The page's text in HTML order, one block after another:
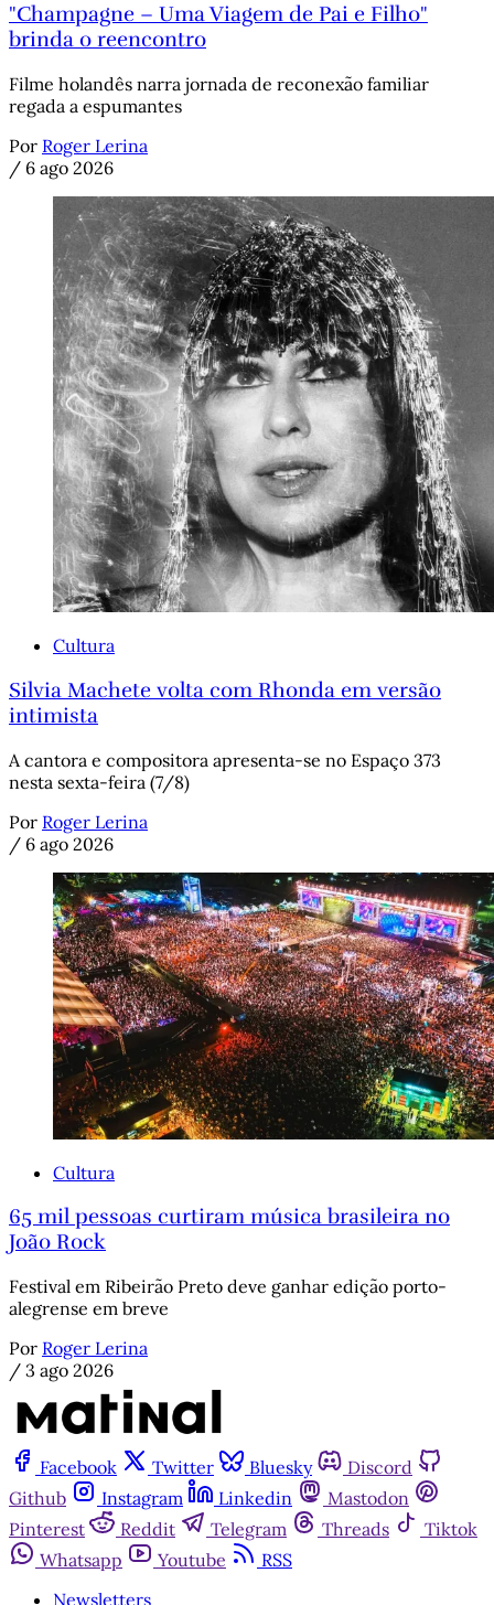
"Champagne – Uma Viagem de Pai e Filho"
brinda o reencontro
Filme holandês narra jornada de reconexão familiar
regada a espumantes
Por Roger Lerina
/ 6 ago 2026
Cultura
Silvia Machete volta com Rhonda em versão
intimista
A cantora e compositora apresenta-se no Espaço 373
nesta sexta-feira (7/8)
Por Roger Lerina
/ 6 ago 2026
Cultura
65 mil pessoas curtiram música brasileira no
João Rock
Festival em Ribeirão Preto deve ganhar edição porto-
alegrense em breve
Por Roger Lerina
/ 3 ago 2026
Facebook Twitter Bluesky
Discord
Github
Instagram Linkedin
Mastodon
Pinterest
Reddit Telegram Threads
Tiktok
Whatsapp
Youtube
RSS
Newsletters